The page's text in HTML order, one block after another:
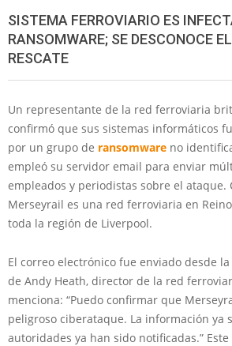
SISTEMA FERROVIARIO ES
RANSOMWARE; SE DESCONOCE
RESCATE
Un representante de la red ferroviaria
confirmó que sus sistemas informáticos
por un grupo de ransomware no
empleó su servidor email para enviar
empleados y periodistas sobre el ataque.
Merseyrail es una red ferroviaria en
toda la región de Liverpool.
El correo electrónico fue enviado desde
de Andy Heath, director de la red
menciona: “Puedo confirmar que
peligroso ciberataque. La información ya
autoridades ya han sido notificadas.”